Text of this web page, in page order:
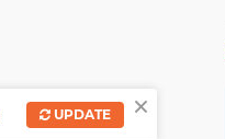
×
UPDATE